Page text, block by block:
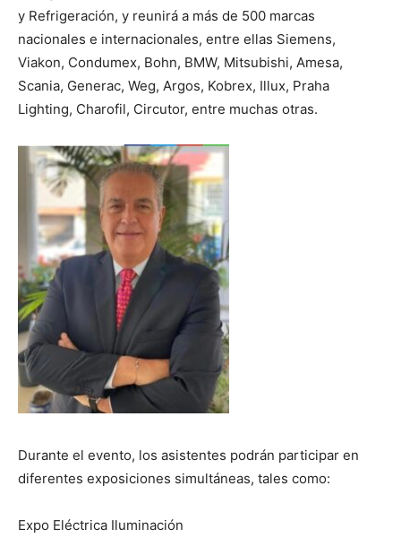
y Refrigeración, y reunirá a más de 500 marcas
nacionales e internacionales, entre ellas Siemens,
Viakon, Condumex, Bohn, BMW, Mitsubishi, Amesa,
Scania, Generac, Weg, Argos, Kobrex, Illux, Praha
Lighting, Charofil, Circutor, entre muchas otras.
Durante el evento, los asistentes podrán participar en
diferentes exposiciones simultáneas, tales como:
Expo Eléctrica Iluminación